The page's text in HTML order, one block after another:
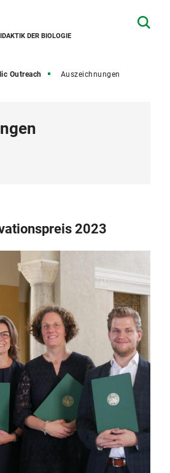
DER BIOLOGIE
Outreach Auszeichnungen
2023